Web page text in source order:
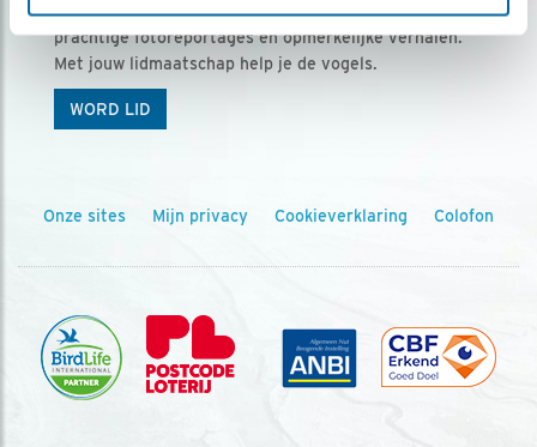
Vogels is het tijdschrift voor onze leden, met
prachtige fotoreportages en opmerkelijke verhalen.
Met jouw lidmaatschap help je de vogels.
WORD LID
Onze sites Mijn privacy Cookieverklaring Colofon